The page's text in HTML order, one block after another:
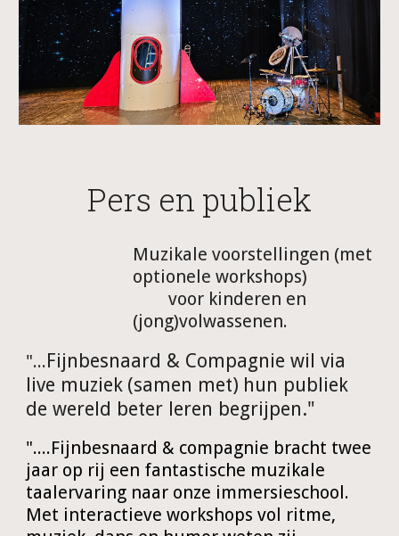
Pers en publiek
Muzikale voorstellingen (met
optionele workshops)
voor kinderen en
(jong)volwassenen.
"...Fijnbesnaard & Compagnie wil via
live muziek (samen met) hun publiek
de wereld beter leren begrijpen."
"....Fijnbesnaard & compagnie bracht twee
jaar op rij een fantastische muzikale
taalervaring naar onze immersieschool.
Met interactieve workshops vol ritme,